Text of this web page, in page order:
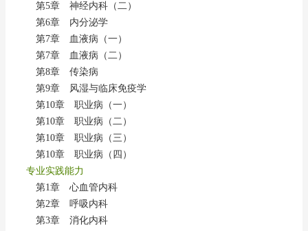
第5章 神经内科（二）
第6章 内分泌学
第7章 血液病（一）
第7章 血液病（二）
第8章 传染病
第9章 风湿与临床免疫学
第10章 职业病（一）
第10章 职业病（二）
第10章 职业病（三）
第10章 职业病（四）
专业实践能力
第1章 心血管内科
第2章 呼吸内科
第3章 消化内科